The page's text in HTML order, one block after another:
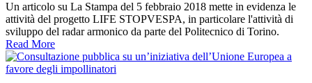
Un articolo su La Stampa del 5 febbraio 2018 mette in evidenza le
attività del progetto LIFE STOPVESPA, in particolare l'attività di
sviluppo del radar armonico da parte del Politecnico di Torino.
Read More